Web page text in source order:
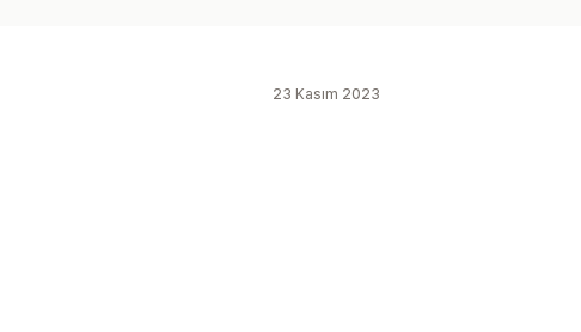
23 Kasım 2023